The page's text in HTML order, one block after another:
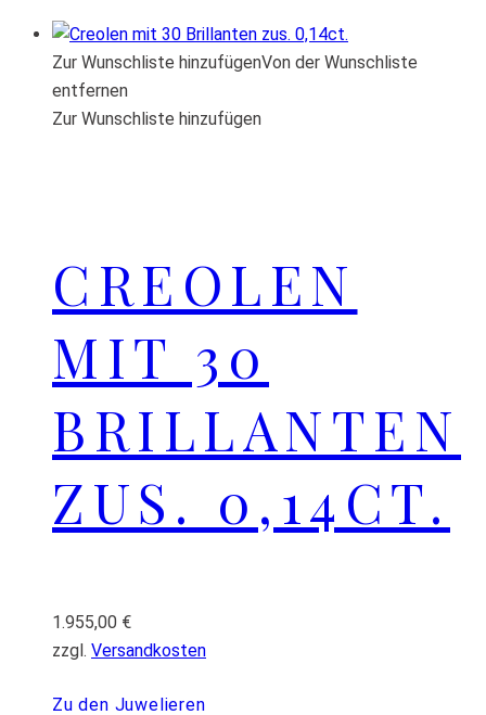
Zur Wunschliste hinzufügenVon der Wunschliste
entfernen
Zur Wunschliste hinzufügen
CREOLEN
MIT 30
BRILLANTEN
ZUS. 0,14CT.
1.955,00 €
zzgl. Versandkosten
Zu den Juwelieren